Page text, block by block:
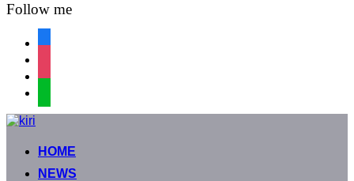
Follow me
コ
HOME
NEWS